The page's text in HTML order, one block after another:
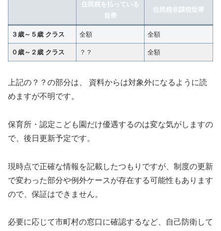
住民税を払っている
世帯
住民税非課税世帯
３歳～５歳 クラス 全額 全額
０歳～２歳 クラス ？？ 全額
上記の？？の部分は、 資料からは対象外になるように読
めますが不明です。
保育所・認定こども園だけ優遇するのは変な気がしますの
で、後日更新予定です。
現時点で正確な情報を記載したつもりですが、制度の更新
で変わった部分や例外ケースが存在する可能性もあります
ので、保証はできません。
必要に応じて市町村の窓口に確認するなど、自己防衛して